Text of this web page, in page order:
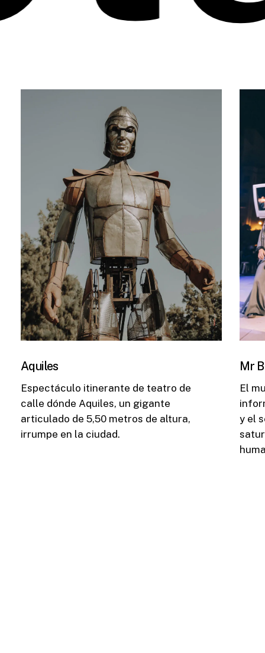
Aquiles
Espectáculo itinerante de teatro de
calle dónde Aquiles, un gigante
articulado de 5,50 metros de altura,
irrumpe en la ciudad.
Mr
El
y el